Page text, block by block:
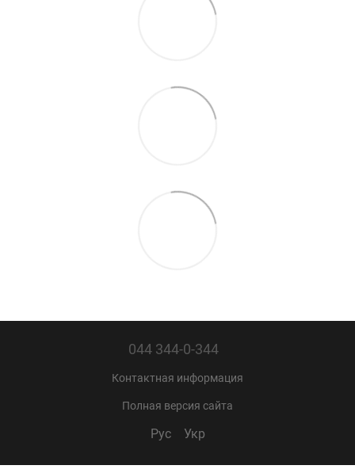
044 344-0-344
Контактная информация
Полная версия сайта
Рус Укр